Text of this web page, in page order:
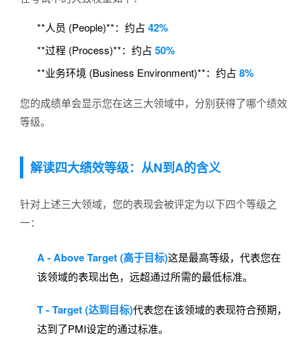
**人员 (People)**：约占 42%
**过程 (Process)**：约占 50%
**业务环境 (Business Environment)**：约占 8%
您的成绩单会显示您在这三大领域中，分别获得了哪个绩效
等级。
解读四大绩效等级：从N到A的含义
针对上述三大领域，您的表现会被评定为以下四个等级之
一：
A - Above Target (高于目标)这是最高等级，代表您在
该领域的表现出色，远超通过所需的最低标准。
T - Target (达到目标)代表您在该领域的表现符合预期，
达到了PMI设定的通过标准。